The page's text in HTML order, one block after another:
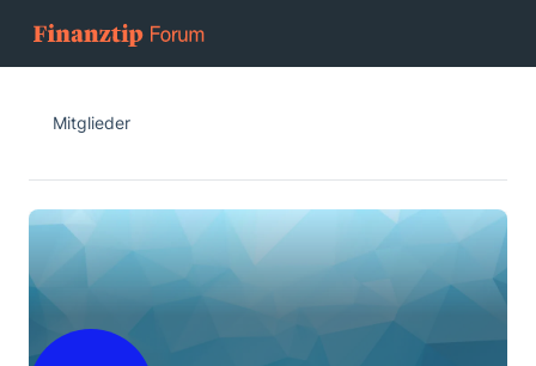
Mitglieder